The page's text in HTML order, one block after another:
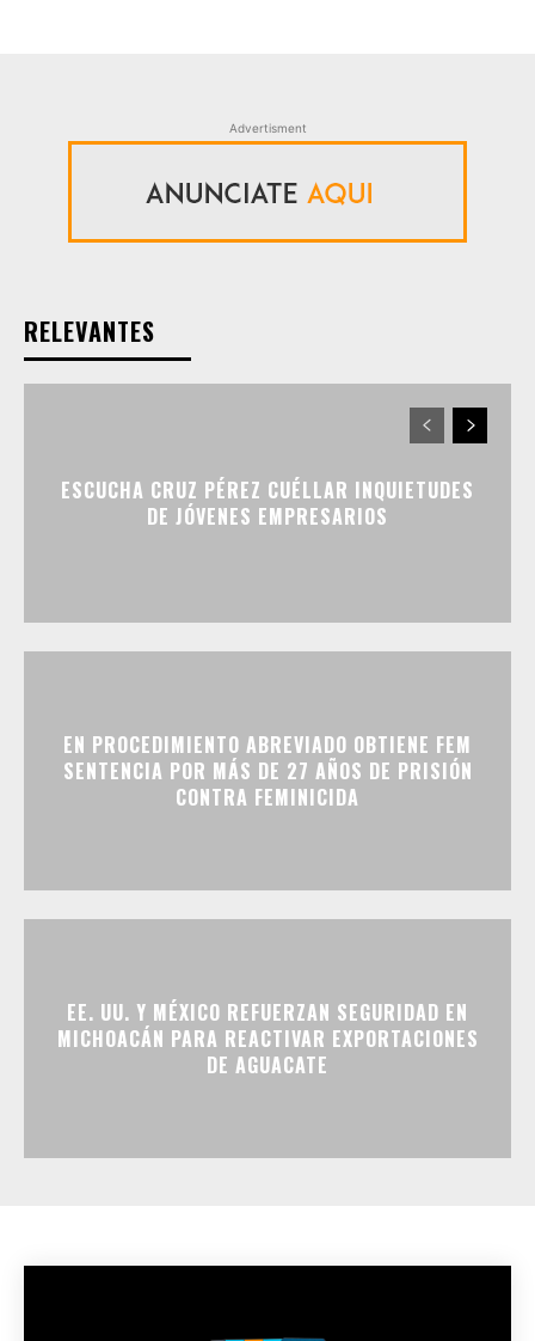
Advertisment
RELEVANTES
ESCUCHA CRUZ PÉREZ CUÉLLAR INQUIETUDES
DE JÓVENES EMPRESARIOS
EN PROCEDIMIENTO ABREVIADO OBTIENE FEM
SENTENCIA POR MÁS DE 27 AÑOS DE PRISIÓN
CONTRA FEMINICIDA
EE. UU. Y MÉXICO REFUERZAN SEGURIDAD EN
MICHOACÁN PARA REACTIVAR EXPORTACIONES
DE AGUACATE